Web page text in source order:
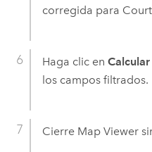
corregida para
Haga clic en Calcular
los campos filtrados.
Cierre Map Viewer